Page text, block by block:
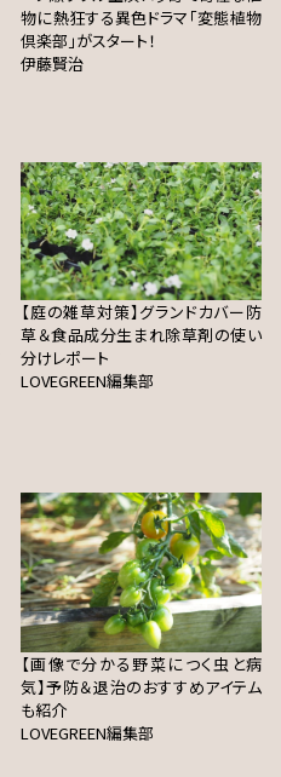
物に熱狂する異色ドラマ「変態植物
倶楽部」がスタート！
伊藤賢治
【庭の雑草対策】グランドカバー防
草＆食品成分生まれ除草剤の使い
分けレポート
LOVEGREEN編集部
【画像で分かる野菜につく虫と病
気】予防＆退治のおすすめアイテム
も紹介
LOVEGREEN編集部